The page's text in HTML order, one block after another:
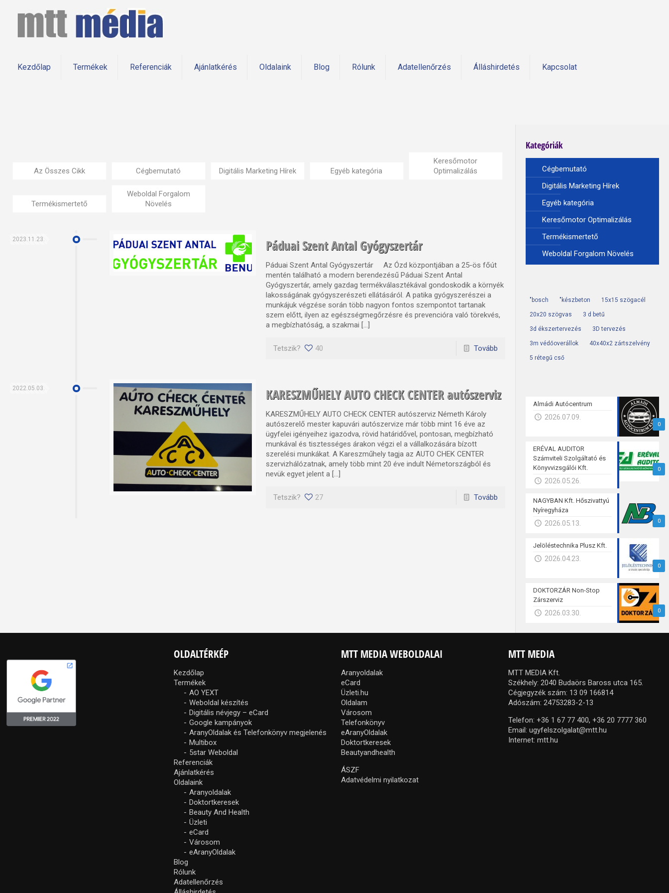
Kezdőlap Termékek Referenciák Ajánlatkérés Oldalaink Blog Rólunk Adatellenőrzés Álláshirdetés Kapcsolat
Az Összes Cikk Cégbemutató Digitális Marketing Hírek Egyéb kategória
Keresőmotor
Optimalizálás
Termékismertető
Weboldal Forgalom
Növelés
2023.11.23. Páduai Szent Antal Gyógyszertár
Páduai Szent Antal Gyógyszertár Az Ózd központjában a 25-ös főút
mentén található a modern berendezésű Páduai Szent Antal
Gyógyszertár, amely gazdag termékválasztékával gondoskodik a környék
lakosságának gyógyszerészeti ellátásáról. A patika gyógyszerészei a
munkájuk végzése során több nagyon fontos szempontot tartanak
szem előtt, ilyen az egészségmegőrzésre és prevencióra való törekvés,
a megbízhatóság, a szakmai […]
Tetszik? 40 Tovább
2022.05.03. KARESZMŰHELY AUTO CHECK CENTER autószerviz
KARESZMŰHELY AUTO CHECK CENTER autószerviz Németh Károly
autószerelő mester kapuvári autószervize már több mint 16 éve az
ügyfelei igényeihez igazodva, rövid határidővel, pontosan, megbízható
munkával és tisztességes árakon végzi el a vállalkozására bízott
szerelési munkákat. A Kareszműhely tagja az AUTO CHEK CENTER
szervizhálózatnak, amely több mint 20 éve indult Németországból és
nevük egyet jelent a […]
Tetszik? 27 Tovább
Kategóriák
Cégbemutató
Digitális Marketing Hírek
Egyéb kategória
Keresőmotor Optimalizálás
Termékismertető
Weboldal Forgalom Növelés
"bosch "készbeton 15x15 szögacél
20x20 szögvas 3 d betű
3d ékszertervezés 3D tervezés
3m védőoverállok 40x40x2 zártszelvény
5 rétegű cső
0
Almádi Autócentrum
2026.07.09.
0
ERÉVAL AUDITOR
Számviteli Szolgáltató és
Könyvvizsgálói Kft.
2026.05.26.
0
NAGYBAN Kft. Hőszivattyú
Nyíregyháza
2026.05.13.
0
Jelöléstechnika Plusz Kft.
2026.04.23.
0
DOKTORZÁR Non-Stop
Zárszerviz
2026.03.30.
OLDALTÉRKÉP
Kezdőlap
Termékek
AO YEXT
Weboldal készítés
Digitális névjegy – eCard
Google kampányok
AranyOldalak és Telefonkönyv megjelenés
Multibox
5star Weboldal
Referenciák
Ajánlatkérés
Oldalaink
Aranyoldalak
Doktortkeresek
Beauty And Health
Üzleti
eCard
Városom
eAranyOldalak
Blog
Rólunk
Adatellenőrzés
MTT MEDIA WEBOLDALAI
Aranyoldalak
eCard
Üzleti.hu
Oldalam
Városom
Telefonkönyv
eAranyOldalak
Doktortkeresek
Beautyandhealth
ÁSZF
Adatvédelmi nyilatkozat
MTT MEDIA
MTT MEDIA Kft.
Székhely: 2040 Budaörs Baross utca 165.
Cégjegyzék szám: 13 09 166814
Adószám: 24753283-2-13
Telefon:+36 1 67 77 400, +36 20 7777 360
Email:ugyfelszolgalat@mtt.hu
Internet:mtt.hu